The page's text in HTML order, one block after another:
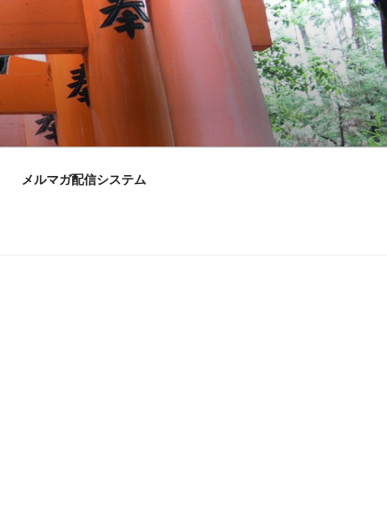
メルマガ配信システム